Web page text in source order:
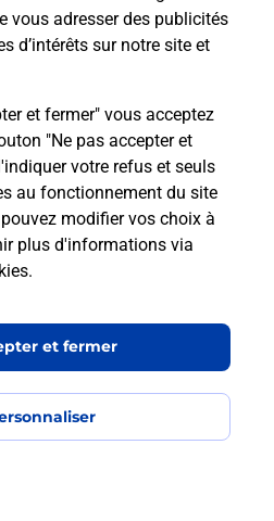
vous adresser des publicités
d’intérêts sur notre site et
et fermer" vous acceptez
"Ne pas accepter et
votre refus et seuls
au fonctionnement du site
modifier vos choix à
plus d'informations via
.
et fermer
la
?
Fouras - téléassistance